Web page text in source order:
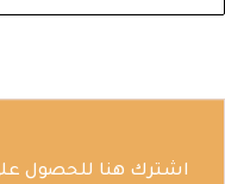
اشترك هنا للحصول على